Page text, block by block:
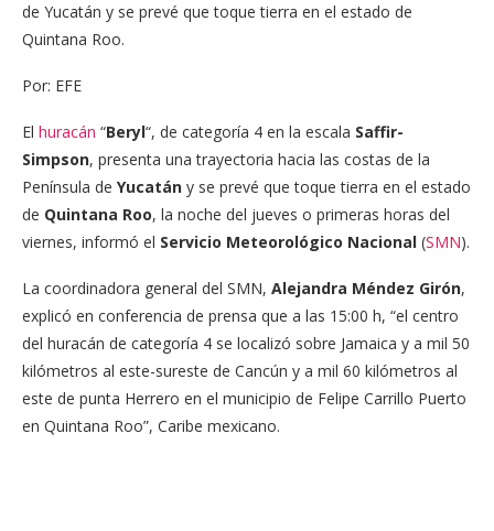
de Yucatán y se prevé que toque tierra en el estado de
Quintana Roo.
Por: EFE
El huracán “Beryl“, de categoría 4 en la escala Saffir-
Simpson, presenta una trayectoria hacia las costas de la
Península de Yucatán y se prevé que toque tierra en el estado
de Quintana Roo, la noche del jueves o primeras horas del
viernes, informó el Servicio Meteorológico Nacional (SMN).
La coordinadora general del SMN, Alejandra Méndez Girón,
explicó en conferencia de prensa que a las 15:00 h, “el centro
del huracán de categoría 4 se localizó sobre Jamaica y a mil 50
kilómetros al este-sureste de Cancún y a mil 60 kilómetros al
este de punta Herrero en el municipio de Felipe Carrillo Puerto
en Quintana Roo”, Caribe mexicano.